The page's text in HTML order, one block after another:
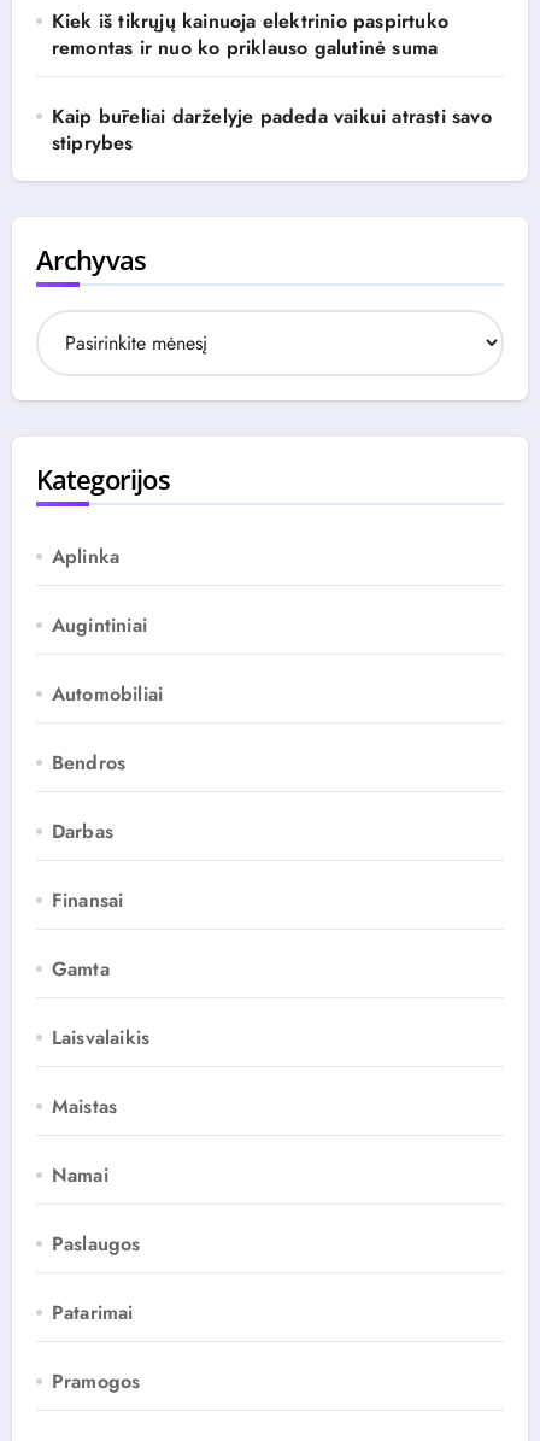
Kiek iš tikrųjų kainuoja elektrinio paspirtuko
remontas ir nuo ko priklauso galutinė suma
Kaip būreliai darželyje padeda vaikui atrasti savo
stiprybes
Archyvas
A
r
h
a
s
Kategorijos
Aplinka
Augintiniai
Automobiliai
Bendros
Darbas
Finansai
Gamta
Laisvalaikis
Maistas
Namai
Paslaugos
Patarimai
Pramogos